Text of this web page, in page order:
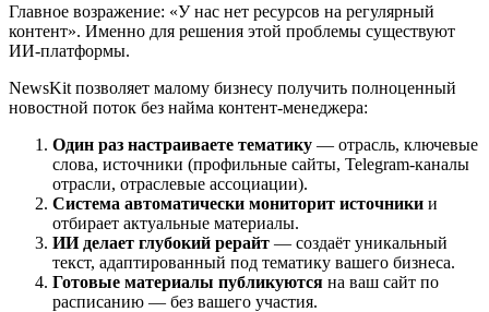
Главное возражение: «У нас нет ресурсов на регулярный
контент». Именно для решения этой проблемы существуют
ИИ-платформы.
NewsKit позволяет малому бизнесу получить полноценный
новостной поток без найма контент-менеджера:
Один раз настраиваете тематику — отрасль, ключевые
слова, источники (профильные сайты, Telegram-каналы
отрасли, отраслевые ассоциации).
Система автоматически мониторит источники и
отбирает актуальные материалы.
ИИ делает глубокий рерайт — создаёт уникальный
текст, адаптированный под тематику вашего бизнеса.
Готовые материалы публикуются на ваш сайт по
расписанию — без вашего участия.